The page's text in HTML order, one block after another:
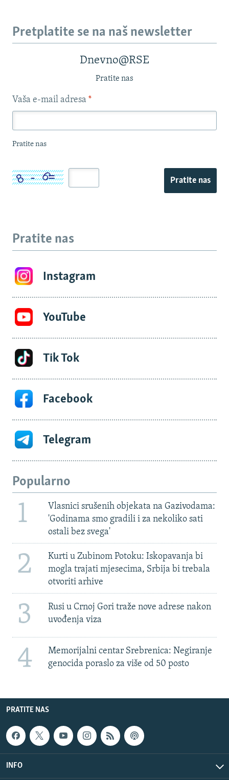
Pretplatite se na naš newsletter
Dnevno@RSE
Pratite nas
Vaša e-mail adresa *
Pratite nas
Pratite nas
Pratite nas
Instagram
YouTube
Tik Tok
Facebook
Telegram
Popularno
1
Vlasnici srušenih objekata na Gazivodama:
'Godinama smo gradili i za nekoliko sati
ostali bez svega'
2
Kurti u Zubinom Potoku: Iskopavanja bi
mogla trajati mjesecima, Srbija bi trebala
otvoriti arhive
3
Rusi u Crnoj Gori traže nove adrese nakon
uvođenja viza
4
Memorijalni centar Srebrenica: Negiranje
genocida poraslo za više od 50 posto
PRATITE NAS
INFO